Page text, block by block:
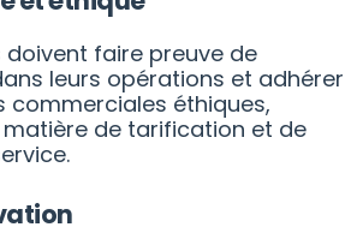
doivent faire preuve de
leurs opérations et adhérer
commerciales éthiques,
de tarification et de